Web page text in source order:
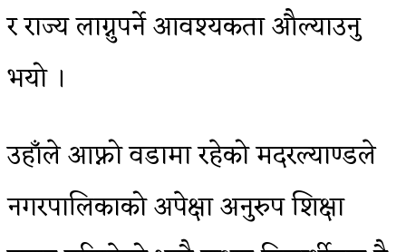
र राज्य लाग्नुपर्ने आवश्यकता औल्याउनु
भयो ।
उहाँले आफ्नो वडामा रहेको मदरल्याण्डले
नगरपालिकाको अपेक्षा अनुरुप शिक्षा